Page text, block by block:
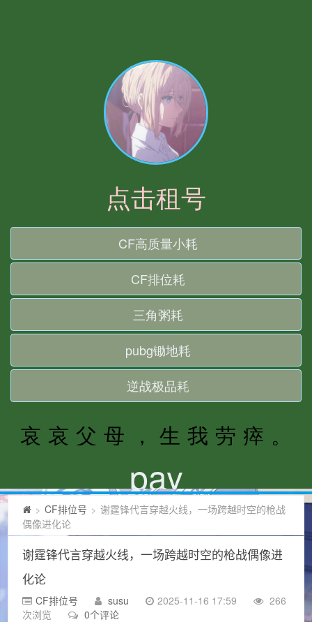
> CF排位号 > 谢霆锋代言穿越火线，一场跨越时空的枪战
偶像进化论
谢霆锋代言穿越火线，一场跨越时空的枪战偶像进
化论
CF排位号 susu 2025-11-16 17:59
266
次浏览
0个评论